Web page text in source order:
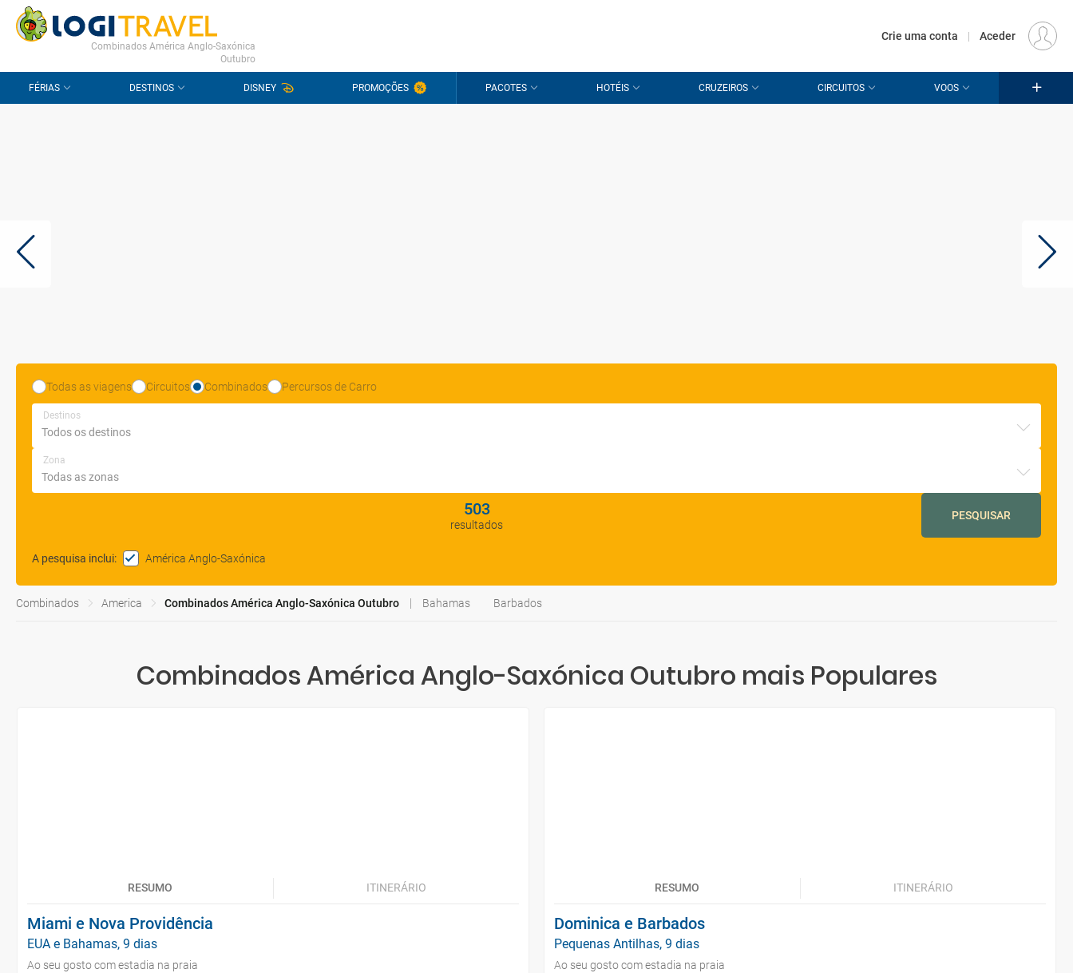
CONTACTO PERGUNTAS FREQUENTES
Combinados América Anglo-Saxónica
Outubro
Crie uma conta | Aceder
FÉRIAS DESTINOS DISNEY PROMOÇÕES PACOTES HOTÉIS CRUZEIROS CIRCUITOS VOOS
Todas as viagens Circuitos Combinados Percursos de Carro
Destinos
Zona
503
resultados
PESQUISAR
A pesquisa inclui: América Anglo-Saxónica
Combinados America Combinados América Anglo-Saxónica Outubro Bahamas Barbados
Combinados América Anglo-Saxónica Outubro mais Populares
RESUMO ITINERÁRIO
Miami e Nova Providência
EUA e Bahamas, 9 dias
Ao seu gosto com estadia na praia
RESUMO ITINERÁRIO
Dominica e Barbados
Pequenas Antilhas, 9 dias
Ao seu gosto com estadia na praia